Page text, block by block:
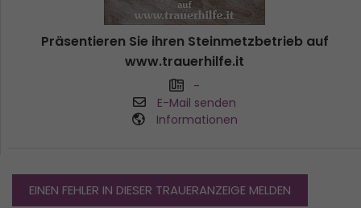
Präsentieren Sie ihren Steinmetzbetrieb auf
www.trauerhilfe.it
-
E-Mail senden
Informationen
EINEN FEHLER IN DIESER TRAUERANZEIGE MELDEN